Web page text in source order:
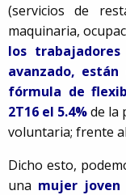
(servicios de
maquinaria,
los
avanzado,
fórmula de
2T16 el 5.4%de la
voluntaria; frente al
Dicho esto,
una mujer joven